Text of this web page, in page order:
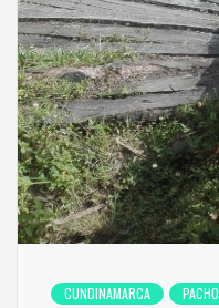
CUNDINAMARCA PACHO